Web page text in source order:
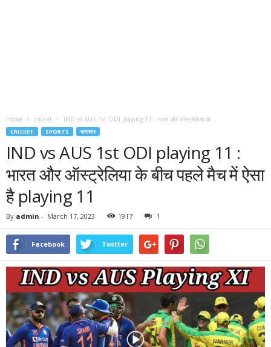
Home cricket IND vs AUS 1st ODI playing 11 : भारत और ऑस्ट्रेलिया के...
CRICKET SPORTS समाचार
IND vs AUS 1st ODI playing 11 :
भारत और ऑस्ट्रेलिया के बीच पहले मैच में ऐसा
है playing 11
By admin - March 17, 2023 1917 1
Facebook Twitter